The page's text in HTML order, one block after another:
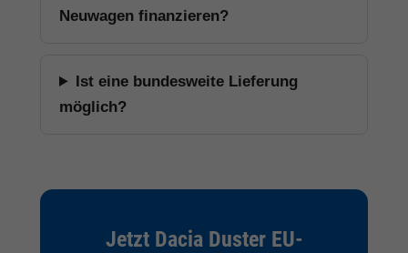
Neuwagen finanzieren?
Ist eine bundesweite Lieferung
möglich?
Jetzt Dacia Duster EU-